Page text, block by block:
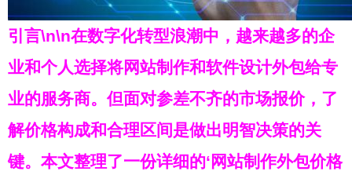
引言\n\n在数字化转型浪潮中，越来越多的企
业和个人选择将网站制作和软件设计外包给专
业的服务商。但面对参差不齐的市场报价，了
解价格构成和合理区间是做出明智决策的关
键。本文整理了一份详细的‘网站制作外包价格